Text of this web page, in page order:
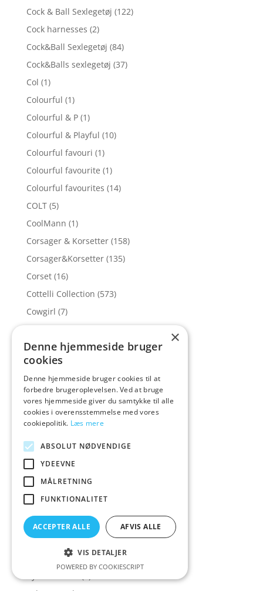
Cock & Ball Sexlegetøj (122)
Cock harnesses (2)
Cock&Ball Sexlegetøj (84)
Cock&Balls sexlegetøj (37)
Col (1)
Colourful (1)
Colourful & P (1)
Colourful & Playful (10)
Colourful favouri (1)
Colourful favourite (1)
Colourful favourites (14)
COLT (5)
CoolMann (1)
Corsager & Korsetter (158)
Corsager&Korsetter (135)
Corset (16)
Cottelli Collection (573)
Cowgirl (7)
Crave (1)
Crazy Deals (30)
Creative Conceptions
Creature Cocks (43)
Crisco (1)
Cross Dressing (14)
Crystal Jellies (4)
Cum Face (2)
Cybe (1)
Cyber (2)
Cyber Mo (1)
Cyber Mon (2)
Cyber Mond (2)
×
Denne hjemmeside bruger
cookies
Denne hjemmeside bruger cookies til at
forbedre brugeroplevelsen. Ved at bruge
vores hjemmeside giver du samtykke til alle
cookies i overensstemmelse med vores
cookiepolitik. Læs mere
ABSOLUT NØDVENDIGE
YDEEVNE
MÅLRETNING
FUNKTIONALITET
ACCEPTER ALLE AFVIS ALLE
VIS DETALJER
POWERED BY COOKIESCRIPT